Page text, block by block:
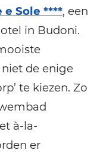
e Sole ****, een
in Budoni.
de enige
te kiezen. Zo
à-la-
er